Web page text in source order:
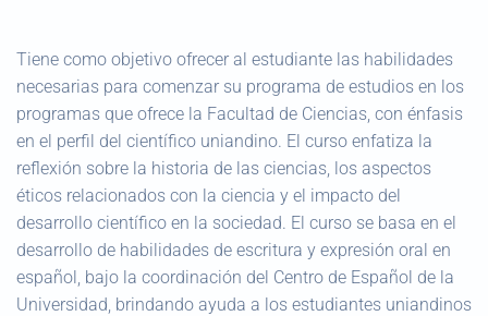
Tiene como objetivo ofrecer al estudiante las habilidades
necesarias para comenzar su programa de estudios en los
programas que ofrece la Facultad de Ciencias, con énfasis
en el perfil del científico uniandino. El curso enfatiza la
reflexión sobre la historia de las ciencias, los aspectos
éticos relacionados con la ciencia y el impacto del
desarrollo científico en la sociedad. El curso se basa en el
desarrollo de habilidades de escritura y expresión oral en
español, bajo la coordinación del Centro de Español de la
Universidad, brindando ayuda a los estudiantes uniandinos